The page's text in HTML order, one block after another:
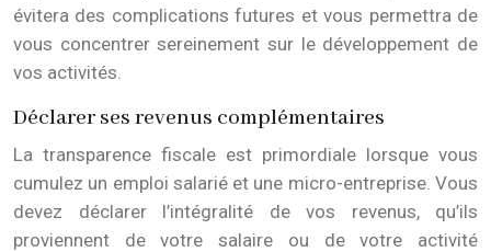
évitera des complications futures et vous permettra de
vous concentrer sereinement sur le développement de
vos activités.
Déclarer ses revenus complémentaires
La transparence fiscale est primordiale lorsque vous
cumulez un emploi salarié et une micro-entreprise. Vous
devez déclarer l’intégralité de vos revenus, qu’ils
proviennent de votre salaire ou de votre activité